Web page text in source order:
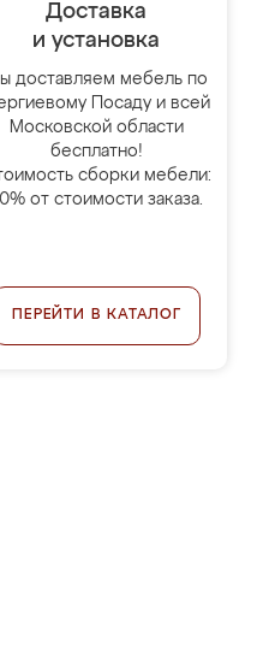
Доставка
и установка
доставляем мебель по
Посаду и всей
Московской области
бесплатно!
сборки мебели:
от стоимости заказа.
ПЕРЕЙТИ В КАТАЛОГ